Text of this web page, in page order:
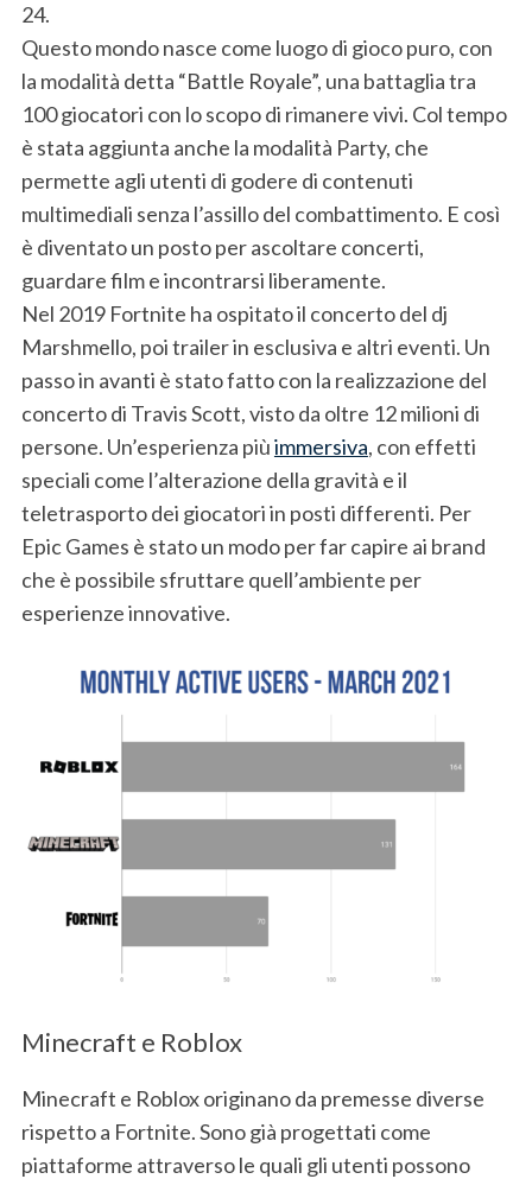
24.
Questo mondo nasce come luogo di gioco puro, con
la modalità detta “Battle Royale”, una battaglia tra
100 giocatori con lo scopo di rimanere vivi. Col tempo
è stata aggiunta anche la modalità Party, che
permette agli utenti di godere di contenuti
multimediali senza l’assillo del combattimento. E così
è diventato un posto per ascoltare concerti,
guardare film e incontrarsi liberamente.
Nel 2019 Fortnite ha ospitato il concerto del dj
Marshmello, poi trailer in esclusiva e altri eventi. Un
passo in avanti è stato fatto con la realizzazione del
concerto di Travis Scott, visto da oltre 12 milioni di
persone. Un’esperienza piùimmersiva, con effetti
speciali come l’alterazione della gravità e il
teletrasporto dei giocatori in posti differenti. Per
Epic Games è stato un modo per far capire ai brand
che è possibile sfruttare quell’ambiente per
esperienze innovative.
Minecraft e Roblox
Minecraft e Roblox originano da premesse diverse
rispetto a Fortnite. Sono già progettati come
piattaforme attraverso le quali gli utenti possono